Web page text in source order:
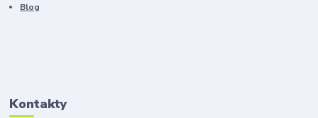
Blog
Kontakty